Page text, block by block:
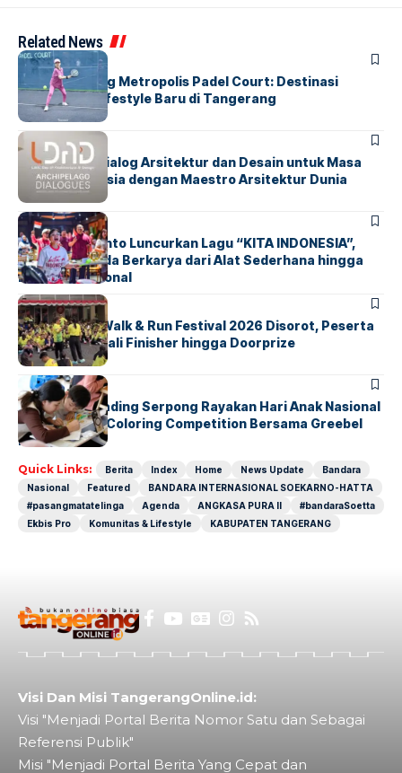
Related News
BERITAHOME
Grand Opening Metropolis Padel Court: Destinasi
Olahraga & Lifestyle Baru di Tangerang
BERITAHOME
LDAD 2026: Dialog Arsitektur dan Desain untuk Masa
Depan Indonesia dengan Maestro Arsitektur Dunia
BERITAINDEX
Marissa Sutanto Luncurkan Lagu “KITA INDONESIA”,
Ajak Anak Muda Berkarya dari Alat Sederhana hingga
Musik Tradisional
BERITAINDEX
Tangsel Fun Walk & Run Festival 2026 Disorot, Peserta
Keluhkan Medali Finisher hingga Doorprize
BERITAINDEX
Atria Hotel Gading Serpong Rayakan Hari Anak Nasional
Lewat Family Coloring Competition Bersama Greebel
Indonesia
Quick Links: Berita Index Home News Update
Bandara
Nasional
Featured
BANDARA INTERNASIONAL SOEKARNO-HATTA
#pasangmatatelinga
Agenda ANGKASA PURA II
#bandaraSoetta
Ekbis Pro
Komunitas & Lifestyle KABUPATEN TANGERANG
Visi Dan Misi TangerangOnline.id:
Visi "Menjadi Portal Berita Nomor Satu dan Sebagai
Referensi Publik"
Misi "Menjadi Portal Berita Yang Cepat dan